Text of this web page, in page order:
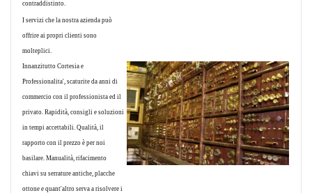
contraddistinto.
I servizi che la nostra azienda può
offrire ai propri clienti sono
molteplici.
Innanzitutto Cortesia e
Professionalita', scaturite da anni di
commercio con il professionista ed il
privato. Rapidità, consigli e soluzioni
in tempi accettabili. Qualità, il
rapporto con il prezzo è per noi
basilare. Manualità, rifacimento
chiavi su serrature antiche, placche
ottone e quant'altro serva a risolvere i